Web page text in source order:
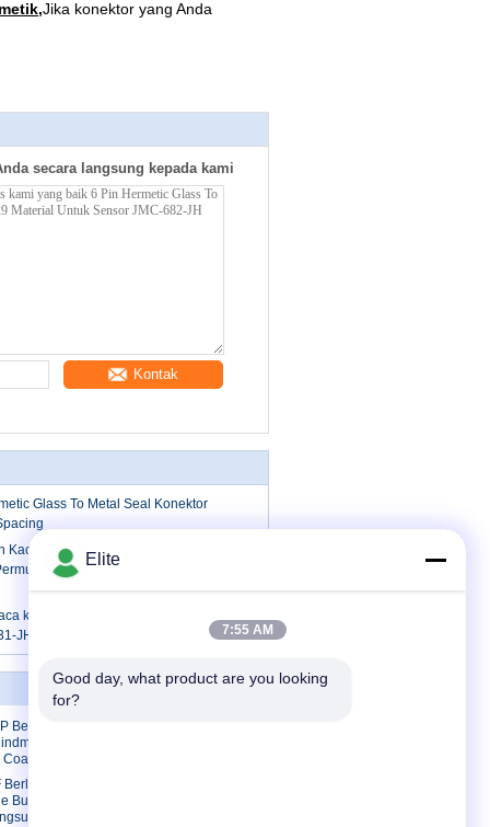
,Jika konektor yang Anda
secara langsung kepada kami
Kontak
Glass To Metal Seal Konektor
Kaca ke Logam Segel Hermetik
Ikatan Kawat Emas MC-628-
ke Logam Hermetik Kepala Paku
JH
Berlapis
Bullet
ke
Hubungi kami
Elite
7:55 AM
Good day, what product are you looking
for?